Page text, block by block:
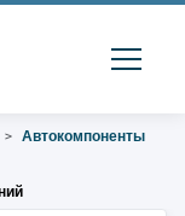
Автокомпоненты